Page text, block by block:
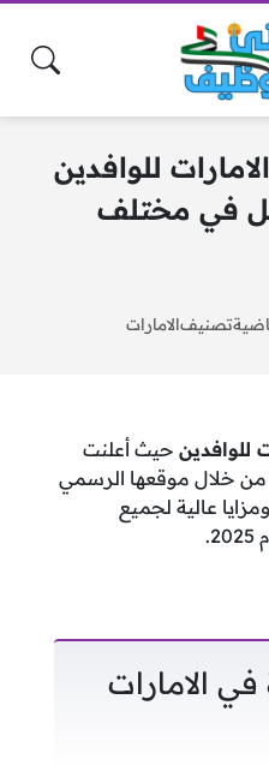
للوافدين
في مختلف
تصنيفالامارات
للوافدينحيث أعلنت
من خلال موقعها الرسمي
عالية لجميع
الامارات